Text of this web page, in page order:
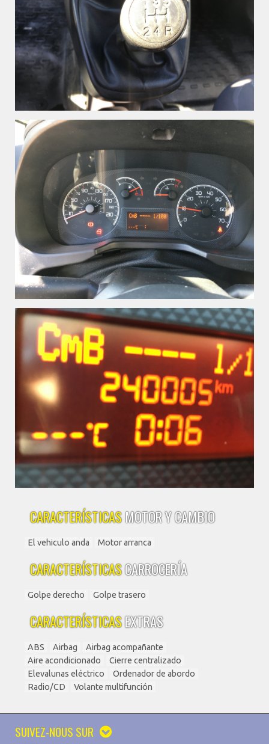
CARACTERÍSTICASMOTOR Y CAMBIO
El vehiculo anda Motor arranca
CARACTERÍSTICASCARROCERÍA
Golpe derecho Golpe trasero
CARACTERÍSTICASEXTRAS
ABS Airbag
Airbag acompañante
Aire acondicionado
Cierre centralizado
Elevalunas eléctrico
Ordenador de abordo
Radio/CD
Volante multifunción
SUIVEZ-NOUS SUR